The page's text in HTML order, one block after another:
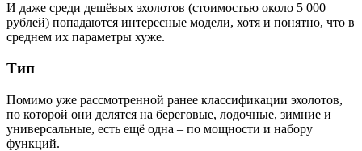
И даже среди дешёвых эхолотов (стоимостью около 5 000
рублей) попадаются интересные модели, хотя и понятно, что в
среднем их параметры хуже.
Тип
Помимо уже рассмотренной ранее классификации эхолотов,
по которой они делятся на береговые, лодочные, зимние и
универсальные, есть ещё одна – по мощности и набору
функций.